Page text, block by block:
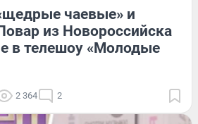
чаевые» и
из Новороссийска
в телешоу «Молодые
2 364 2